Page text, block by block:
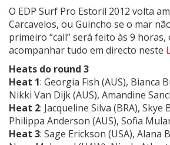
O EDP Surf Pro Estoril 2012 volta
Carcavelos, ou Guincho se o mar
primeiro “call” será feito às 9 horas,
acompanhar tudo em directo neste
Heats do round 3
Heat 1: Georgia Fish (AUS), Bianca
Nikki Van Dijk (AUS), Amandine
Heat 2: Jacqueline Silva (BRA), Skye
Philippa Anderson (AUS), Sofia
Heat 3: Sage Erickson (USA), Alana